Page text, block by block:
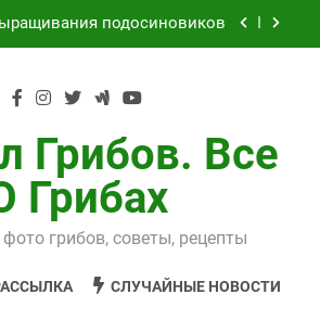
подосиновиков
Выращивания чайного гриба
самому сделать грибной
подосиновиков
Грибов. Все
Грибах
грибов, советы, рецепты
СЛУЧАЙНЫЕ НОВОСТИ